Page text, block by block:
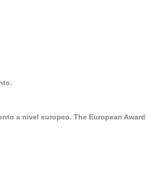
a nivel europeo. The European Award